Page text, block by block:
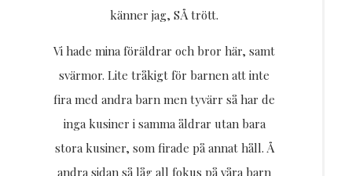
känner jag, SÅ trött.
Vi hade mina föräldrar och bror här, samt
svärmor. Lite tråkigt för barnen att inte
fira med andra barn men tyvärr så har de
inga kusiner i samma åldrar utan bara
stora kusiner, som firade på annat håll. Å
andra sidan så låg all fokus på våra barn